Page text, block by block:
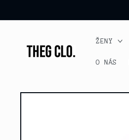
ŽENY
O NÁS
Preskočiť